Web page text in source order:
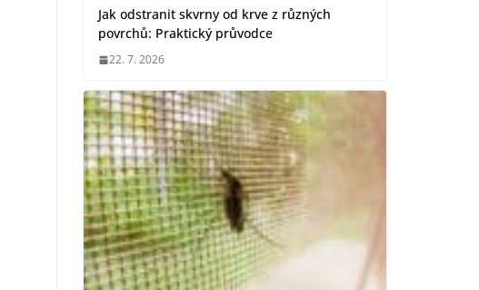
Jak odstranit skvrny od krve z různých
povrchů: Praktický průvodce
22. 7. 2026